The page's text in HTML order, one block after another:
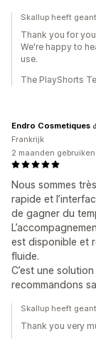
Skallup heeft
Thank you for
We're happy to
use.
The PlayShorts
Nous sommes
rapide et
de gagner du
est disponible et
fluide.
C’est une
recommandons
Endro Cosmetiques
Frankrijk
2 maanden
Skallup heeft
Thank you very